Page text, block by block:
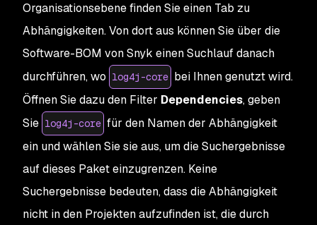
Organisationsebene finden Sie einen Tab zu
Abhängigkeiten. Von dort aus können Sie über die
Software-BOM von Snyk einen Suchlauf danach
durchführen, wo log4j-core bei Ihnen genutzt wird.
Öffnen Sie dazu den Filter Dependencies, geben
Sie log4j-core für den Namen der Abhängigkeit
ein und wählen Sie sie aus, um die Suchergebnisse
auf dieses Paket einzugrenzen. Keine
Suchergebnisse bedeuten, dass die Abhängigkeit
nicht in den Projekten aufzufinden ist, die durch